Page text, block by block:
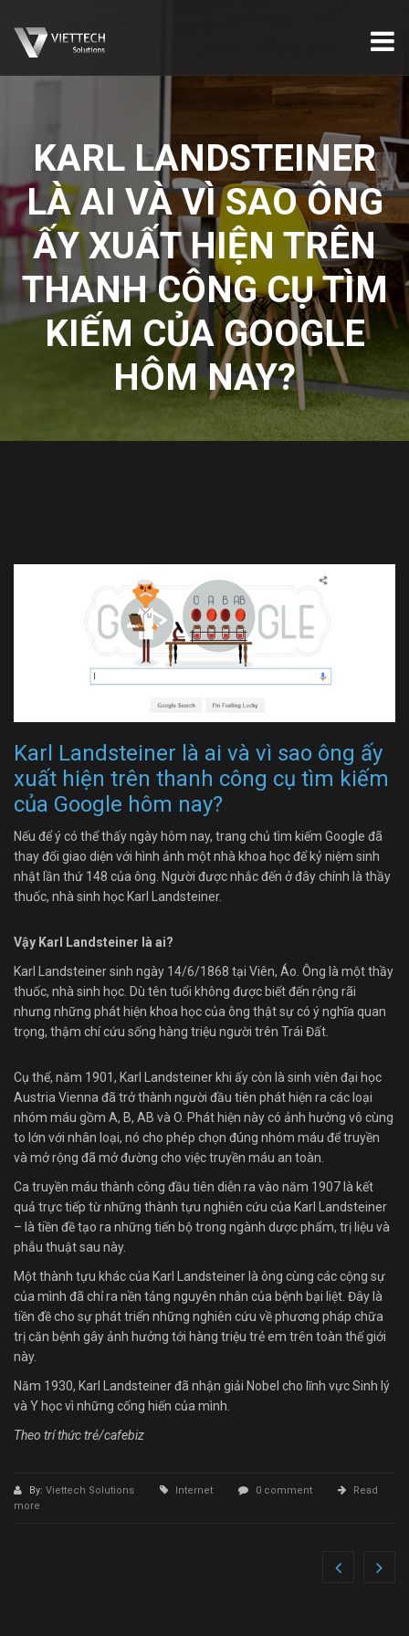
KARL LANDSTEINER
LÀ AI VÀ VÌ SAO ÔNG
ẤY XUẤT HIỆN TRÊN
THANH CÔNG CỤ TÌM
KIẾM CỦA GOOGLE
HÔM NAY?
Karl Landsteiner là ai và vì sao ông ấy
xuất hiện trên thanh công cụ tìm kiếm
của Google hôm nay?
Nếu để ý có thể thấy ngày hôm nay, trang chủ tìm kiếm Google đã
thay đổi giao diện với hình ảnh một nhà khoa học để kỷ niệm sinh
nhật lần thứ 148 của ông. Người được nhắc đến ở đây chính là thầy
thuốc, nhà sinh học Karl Landsteiner.
Vậy Karl Landsteiner là ai?
Karl Landsteiner sinh ngày 14/6/1868 tại Viên, Áo. Ông là một thầy
thuốc, nhà sinh học. Dù tên tuổi không được biết đến rộng rãi
nhưng những phát hiện khoa học của ông thật sự có ý nghĩa quan
trọng, thậm chí cứu sống hàng triệu người trên Trái Đất.
Cụ thể, năm 1901, Karl Landsteiner khi ấy còn là sinh viên đại học
Austria Vienna đã trở thành người đầu tiên phát hiện ra các loại
nhóm máu gồm A, B, AB và O. Phát hiện này có ảnh hưởng vô cùng
to lớn với nhân loại, nó cho phép chọn đúng nhóm máu để truyền
và mở rộng đã mở đường cho việc truyền máu an toàn.
Ca truyền máu thành công đầu tiên diễn ra vào năm 1907 là kết
quả trực tiếp từ những thành tựu nghiên cứu của Karl Landsteiner
– là tiền đề tạo ra những tiến bộ trong ngành dược phẩm, trị liệu và
phẫu thuật sau này.
Một thành tựu khác của Karl Landsteiner là ông cùng các cộng sự
của mình đã chỉ ra nền tảng nguyên nhân của bệnh bại liệt. Đây là
tiền đề cho sự phát triển những nghiên cứu về phương pháp chữa
trị căn bệnh gây ảnh hưởng tới hàng triệu trẻ em trên toàn thế giới
này.
Năm 1930, Karl Landsteiner đã nhận giải Nobel cho lĩnh vực Sinh lý
và Y học vì những cống hiến của mình.
Theo trí thức trẻ/cafebiz
By: Viettech Solutions Internet 0 comment
Read
more